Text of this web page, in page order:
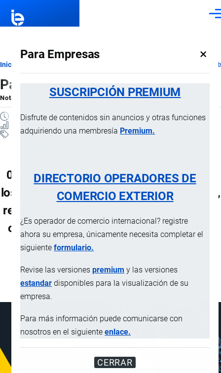
Para Empresas ×
SUSCRIPCIÓN PREMIUM
Disfrute de contenidos sin anuncios y otras funciones
adquiriendo una membresía Premium.
DIRECTORIO OPERADORES DE
COMERCIO EXTERIOR
¿Es operador de comercio internacional? registre
ahora su empresa, únicamente necesita completar el
siguienteformulario.
Revise las versionespremium y las versiones
estandar disponibles para la visualización de su
empresa.
Para más información puede comunicarse con
nosotros en el siguienteenlace.
CERRAR
Ruta
de
navegación
Inicio
Partida 03.08
Nota ExplicativaporImportaciones …, 16 Julio, 2024
1 MINUTO
Notas Explicativas
03.08 Invertebrados acuáticos, excepto
los crustáceos y moluscos, vivos, frescos,
refrigerados, congelados, secos, salados
o en salmuera; invertebrados acuáticos
ahumados, excepto los crustáceos y
moluscos, incluso cocidos antes o
durante el ahumado